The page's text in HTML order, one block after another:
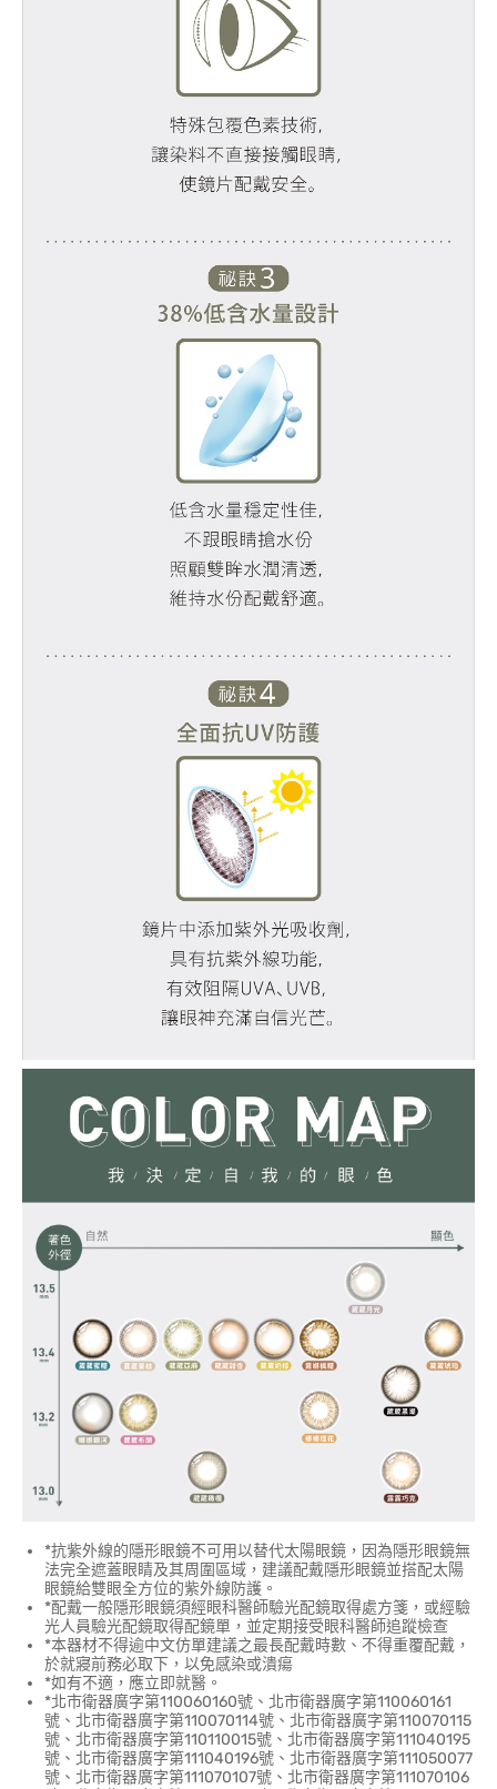
*抗紫外線的隱形眼鏡不可用以替代太陽眼鏡，因為隱形眼鏡無
法完全遮蓋眼睛及其周圍區域，建議配戴隱形眼鏡並搭配太陽
眼鏡給雙眼全方位的紫外線防護。
*配戴一般隱形眼鏡須經眼科醫師驗光配鏡取得處方箋，或經驗
光人員驗光配鏡取得配鏡單，並定期接受眼科醫師追蹤檢查
*本器材不得逾中文仿單建議之最長配戴時數、不得重覆配戴，
於就寢前務必取下，以免感染或潰瘍
*如有不適，應立即就醫。
*北市衛器廣字第110060160號、北市衛器廣字第110060161
號、北市衛器廣字第110070114號、北市衛器廣字第110070115
號、北市衛器廣字第110110015號、北市衛器廣字第111040195
號、北市衛器廣字第111040196號、北市衛器廣字第111050077
號、北市衛器廣字第111070107號、北市衛器廣字第111070106